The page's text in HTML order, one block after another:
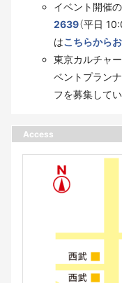
イベント開催
2639（平日
はこちらから
東京カルチャ
ベントプラン
フを募集してい
Access